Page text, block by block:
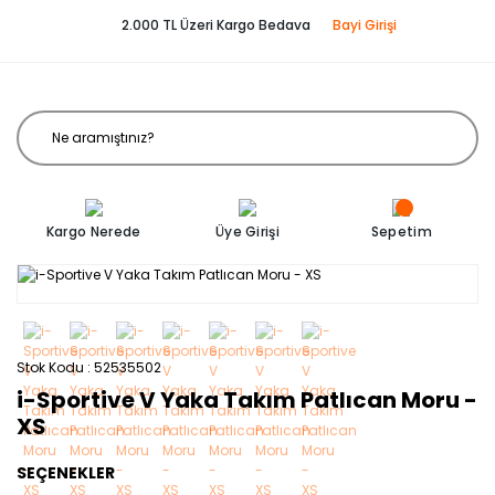
2.000 TL Üzeri Kargo Bedava Bayi Girişi
Kargo Nerede Üye Girişi Sepetim
Stok Kodu 52535502
i-Sportive V Yaka Takım Patlıcan Moru -
XS
SEÇENEKLER